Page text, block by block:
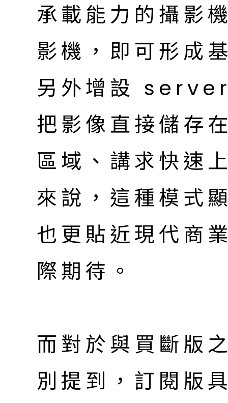
承載能力的攝影
影機，即可形成
另外增設
把影像直接儲存
區域、講求快速
來說，這種模式
也更貼近現代商
際期待。
而對於與買斷版
別提到，訂閱版